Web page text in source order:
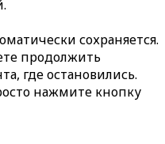
сохраняется.
продолжить
где остановились.
нажмите кнопку